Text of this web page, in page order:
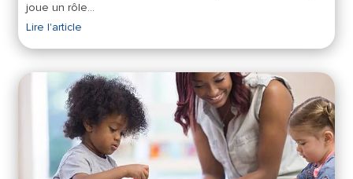
joue un rôle…
Lire l'article